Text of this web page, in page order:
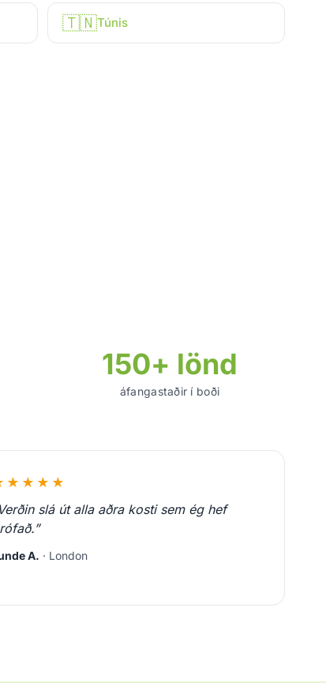
🇹🇳Túnis
150+ lönd
áfangastaðir í boði
slá út alla aðra kosti sem ég hef
A. · London